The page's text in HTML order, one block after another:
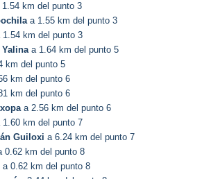
1.54 km del punto 3
a 1.55 km del punto 3
1.54 km del punto 3
Yalinaa 1.64 km del punto 5
km del punto 5
km del punto 6
km del punto 6
a 2.56 km del punto 6
1.60 km del punto 7
Guiloxi a 6.24 km del punto 7
0.62 km del punto 8
a 0.62 km del punto 8